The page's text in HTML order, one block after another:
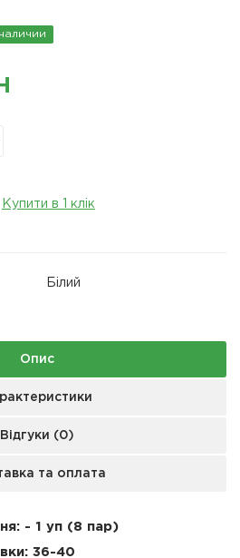
Купити в 1 клік
Білий
Опис
Відгуки (0)
та оплата
- 1 уп (8 пар)
36-40